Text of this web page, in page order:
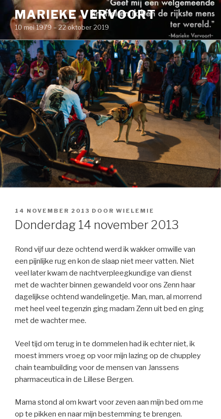
Naar
inhoud
springen
MARIEKE VERVOORT
10 mei 1979 – 22 oktober 2019
GEPLAATST
OP
14 NOVEMBER 2013 DOOR WIELEMIE
Donderdag 14 november 2013
Rond vijf uur deze ochtend werd ik wakker omwille van
een pijnlijke rug en kon de slaap niet meer vatten. Niet
veel later kwam de nachtverpleegkundige van dienst
met de wachter binnen gewandeld voor ons Zenn haar
dagelijkse ochtend wandelingetje. Man, man, al morrend
met heel veel tegenzin ging madam Zenn uit bed en ging
met de wachter mee.
Veel tijd om terug in te dommelen had ik echter niet, ik
moest immers vroeg op voor mijn lazing op de chuppley
chain teambuilding voor de mensen van Janssens
pharmaceutica in de Lillese Bergen.
Mama stond al om kwart voor zeven aan mijn bed om me
op te pikken en naar mijn bestemming te brengen.